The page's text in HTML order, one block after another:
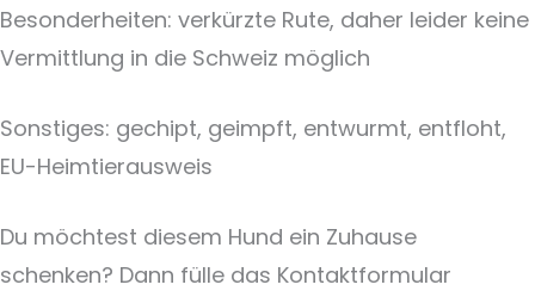
Besonderheiten: verkürzte Rute, daher leider keine
Vermittlung in die Schweiz möglich
Sonstiges: gechipt, geimpft, entwurmt, entfloht,
EU-Heimtierausweis
Du möchtest diesem Hund ein Zuhause
schenken? Dann fülle das Kontaktformular